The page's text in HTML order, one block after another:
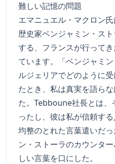
難しい記憶の問題
エマニュエル・マクロン氏
歴史家ベンジャミン・ス
する、フランスが行って
ています。「ベンジャミ
ルジェリアでどのように
たとき、私は真実を語ら
た。Tebboune社長とは、
ったし、彼は私が信頼する
均整のとれた言葉遣いだ
ン・ストーラのカウンタ
しい言葉を口にした。